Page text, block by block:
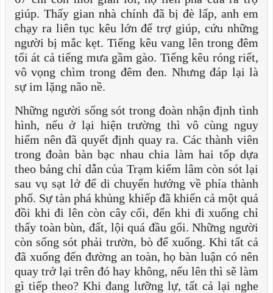
giúp. Thấy gian nhà chính đã bị đè lấp, anh em
chạy ra liên tục kêu lớn để trợ giúp, cứu những
người bị mắc kẹt. Tiếng kêu vang lên trong đêm
tối át cả tiếng mưa gầm gào. Tiếng kêu róng riết,
vô vọng chìm trong đêm đen. Nhưng đáp lại là
sự im lặng não nề.
Những người sống sót trong đoàn nhận định tình
hình, nếu ở lại hiện trường thì vô cùng nguy
hiểm nên đã quyết định quay ra. Các thành viên
trong đoàn bàn bạc nhau chia làm hai tốp dựa
theo bảng chỉ dẫn của Trạm kiểm lâm còn sót lại
sau vụ sạt lở để di chuyển hướng về phía thành
phố. Sự tàn phá khủng khiếp đã khiến cả một quả
đồi khi đi lên còn cây cối, đến khi đi xuống chỉ
thấy toàn bùn, đất, lội quá đầu gối. Những người
còn sống sót phải trườn, bò để xuống. Khi tất cả
đã xuống đến đường an toàn, họ bàn luận có nên
quay trở lại trên đó hay không, nếu lên thì sẽ làm
gì tiếp theo? Khi đang lưỡng lự, tất cả lại nghe